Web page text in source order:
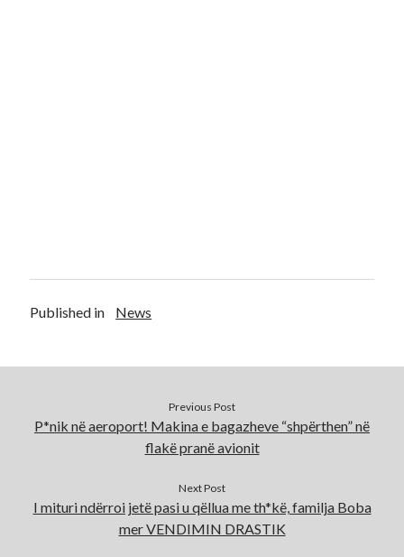
Published in News
Previous Post
P*nik në aeroport! Makina e bagazheve “shpërthen” në
flakë pranë avionit
Next Post
I mituri ndërroi jetë pasi u qëllua me th*kë, familja Boba
mer VENDIMIN DRASTIK